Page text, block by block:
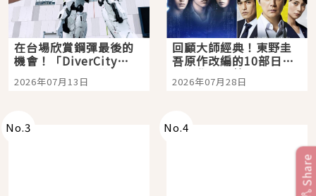
在台場欣賞鋼彈最後的
機會！「DiverCity
Tokyo Plaza」搭船、
購物、美食及夜景，一
2026年07月13日
回顧大師經典！東野圭
吾原作改編的10部日本
影視作品推薦
2026年07月28日
No.3 No.4
Share